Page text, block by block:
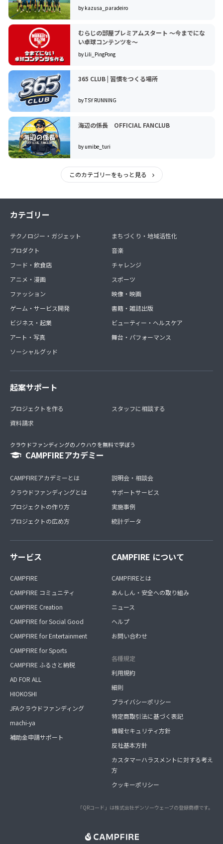
by kazusa_paradeiro
むらじの部屋プレミアムスタート 〜今までにな
い卓球コンテンツを〜
by Lili_PingPong
365 CLUB | 習慣をつくる場所
by TSY RUNNING
海辺の係長 OFFICIAL FANCLUB
by umibe_turi
このカテゴリーをもっと見る
カテゴリー
テクノロジー・ガジェット
プロダクト
フード・飲食店
アニメ・漫画
ファッション
ゲーム・サービス開発
ビジネス・起業
アート・写真
ソーシャルグッド
まちづくり・地域活性化
音楽
チャレンジ
スポーツ
映像・映画
書籍・雑誌出版
ビューティー・ヘルスケア
舞台・パフォーマンス
起案サポート
プロジェクトを作る
資料請求
スタッフに相談する
クラウドファンディングのノウハウを無料で学ぼう
CAMPFIREアカデミー
CAMPFIREアカデミーとは
クラウドファンディングとは
プロジェクトの作り方
プロジェクトの広め方
説明会・相談会
サポートサービス
実施事例
統計データ
サービス
CAMPFIRE
CAMPFIRE コミュニティ
CAMPFIRE Creation
CAMPFIRE for Social Good
CAMPFIRE for Entertainment
CAMPFIRE for Sports
CAMPFIRE ふるさと納税
AD FOR ALL
HIOKOSHI
JFAクラウドファンディング
machi-ya
補助金申請サポート
CAMPFIRE について
CAMPFIREとは
あんしん・安全への取り組み
ニュース
ヘルプ
お問い合わせ
各種規定
利用規約
細則
プライバシーポリシー
特定商取引法に基づく表記
情報セキュリティ方針
反社基本方針
カスタマーハラスメントに対する考え
方
クッキーポリシー
「QRコード」は株式会社デンソーウェーブの登録商標です。